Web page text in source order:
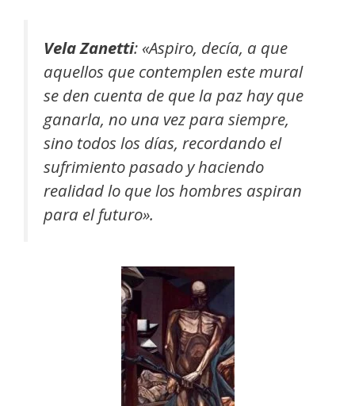
Vela Zanetti: «Aspiro, decía, a que
aquellos que contemplen este mural
se den cuenta de que la paz hay que
ganarla, no una vez para siempre,
sino todos los días, recordando el
sufrimiento pasado y haciendo
realidad lo que los hombres aspiran
para el futuro».